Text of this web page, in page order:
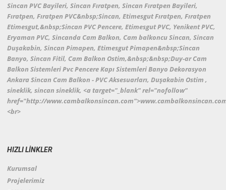
Sincan PVC Bayileri, Sincan Fıratpen, Sincan Fıratpen Bayileri,
Fıratpen, Fıratpen PVC&nbsp;Sincan, Etimesgut Fıratpen, Fıratpen
Etimesgut,&nbsp;Sincan PVC Pencere, Etimesgut PVC, Yenikent PVC,
Eryaman PVC, Sincanda Cam Balkon, Cam balkoncu Sincan, Sincan
Duşakabin, Sincan Pimapen, Etimesgut Pimapen&nbsp;Sincan
Banyo, Sincan Fitil, Cam Balkon Ostim,&nbsp;&nbsp;Duy-ar Cam
Balkon Sistemleri Pvc Pencere Kapı Sistemleri Banyo Dekorasyon
Ankara Sincan Cam Balkon - PVC Aksesuarları, Duşakabin Ostim ,
sineklik, sincan sineklik, <a target="_blank" rel="nofollow"
href="http://
<br>
HIZLI LİNKLER
Kurumsal
Projelerimiz